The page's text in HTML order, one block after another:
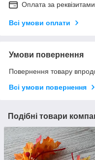
Оплата за реквізитами
Всі умови оплати
Умови повернення
Повернення товару
Всі умови повернення
Подібні товари